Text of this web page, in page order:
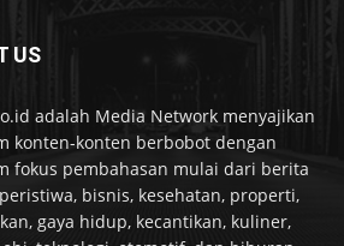
US
adalah Media Network menyajikan
konten-konten berbobot dengan
fokus pembahasan mulai dari berita
bisnis, kesehatan, properti,
gaya hidup, kecantikan, kuliner,